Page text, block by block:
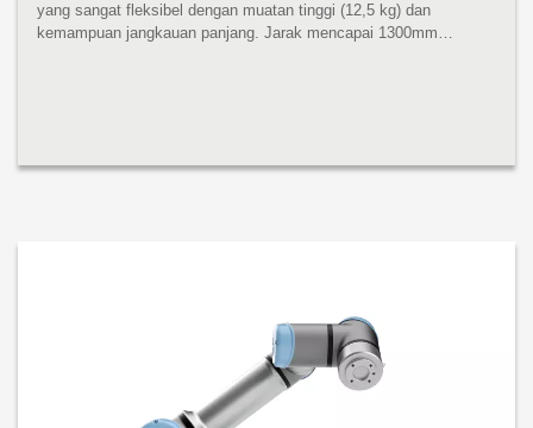
yang sangat fleksibel dengan muatan tinggi (12,5 kg) dan
kemampuan jangkauan panjang. Jarak mencapai 1300mm